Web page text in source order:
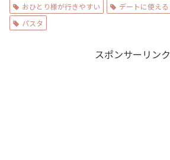
おひとり様が行きやすい
デートに使える
パスタ
スポンサーリンク